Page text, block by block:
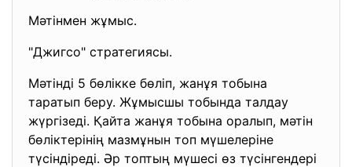
Мәтінмен жұмыс.
"Джигсо" стратегиясы.
Мәтінді 5 бөлікке бөліп, жанұя тобына
таратып беру. Жұмысшы тобында талдау
жүргізеді. Қайта жанұя тобына оралып, мәтін
бөліктерінің мазмұнын топ мүшелеріне
түсіндіреді. Әр топтың мүшесі өз түсінгендері